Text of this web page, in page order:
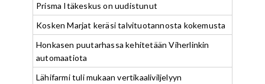
Prisma Itäkeskus on uudistunut
Kosken Marjat keräsi talvituotannosta kokemusta
Honkasen puutarhassa kehitetään Viherlinkin
automaatiota
Lähifarmi tuli mukaan vertikaaliviljelyyn